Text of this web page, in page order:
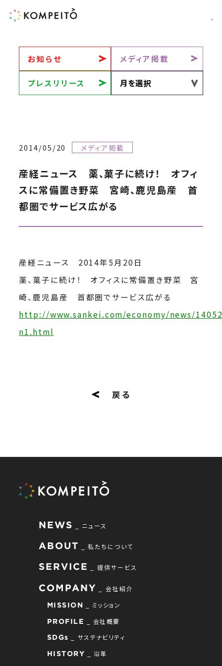
お知らせ メディア掲載
プレスリリース
2014/05/20 メディア掲載
産経ニュース 薬、菓子に続け！ オフィ
スに常備置き野菜 宮崎、鹿児島産 首
都圏でサービス広がる
産経ニュース 2014年5月20日
薬、菓子に続け！ オフィスに常備置き野菜 宮
崎、鹿児島産 首都圏でサービス広がる
http://www.sankei.com/economy/news/
n1.html
戻る
NEWS ニュース
ABOUT 私たちについて
SERVICE 提供サービス
COMPANY 会社紹介
MISSION ミッション
PROFILE 会社概要
SDGs サステナビリティ
HISTORY 沿革